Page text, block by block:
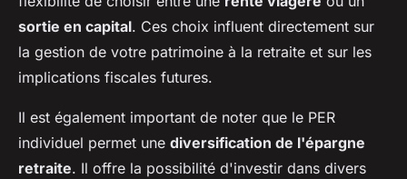
sortie en capital. Ces choix influent directement sur
la gestion de votre patrimoine à la retraite et sur les
implications fiscales futures.
Il est également important de noter que le PER
individuel permet une diversification de l'épargne
retraite. Il offre la possibilité d'investir dans divers